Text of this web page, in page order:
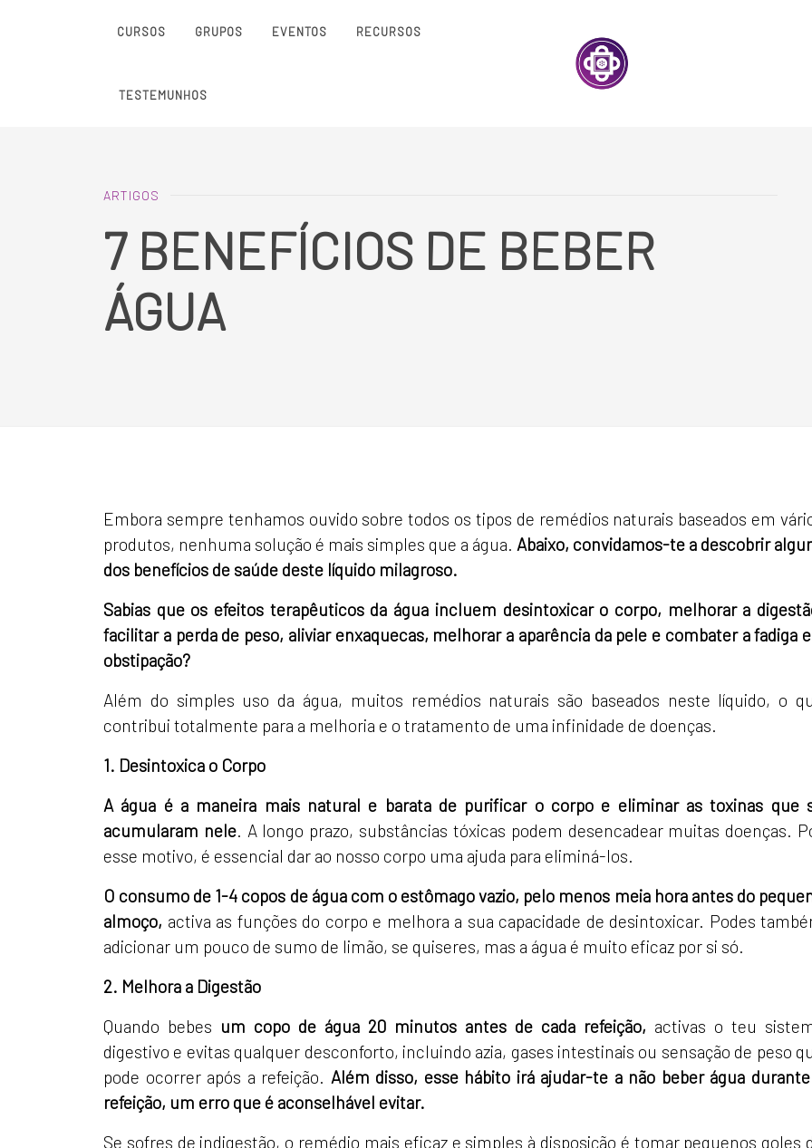
CURSOS GRUPOS EVENTOS RECURSOS
TESTEMUNHOS
ARTIGOS
7 BENEFÍCIOS DE BEBER
ÁGUA
Embora sempre tenhamos ouvido sobre todos os tipos de remédios naturais baseados em
produtos, nenhuma solução é mais simples que a água. Abaixo, convidamos-te a descobrir
dos benefícios de saúde deste líquido milagroso.
Sabias que os efeitos terapêuticos da água incluem desintoxicar o corpo, melhorar a
facilitar a perda de peso, aliviar enxaquecas, melhorar a aparência da pele e combater a fadiga
obstipação?
Além do simples uso da água, muitos remédios naturais são baseados neste líquido, o
contribui totalmente para a melhoria e o tratamento de uma infinidade de doenças.
1. Desintoxica o Corpo
A água é a maneira mais natural e barata de purificar o corpo e eliminar as toxinas que
acumularam nele. A longo prazo, substâncias tóxicas podem desencadear muitas doenças.
esse motivo, é essencial dar ao nosso corpo uma ajuda para eliminá-los.
O consumo de 1-4 copos de água com o estômago vazio, pelo menos meia hora antes do
almoço, activa as funções do corpo e melhora a sua capacidade de desintoxicar. Podes
adicionar um pouco de sumo de limão, se quiseres, mas a água é muito eficaz por si só.
2. Melhora a Digestão
Quando bebes um copo de água 20 minutos antes de cada refeição, activas o teu
digestivo e evitas qualquer desconforto, incluindo azia, gases intestinais ou sensação de peso
pode ocorrer após a refeição. Além disso, esse hábito irá ajudar-te a não beber água
refeição, um erro que é aconselhável evitar.
Se sofres de indigestão, o remédio mais eficaz e simples à disposição é tomar pequenos goles